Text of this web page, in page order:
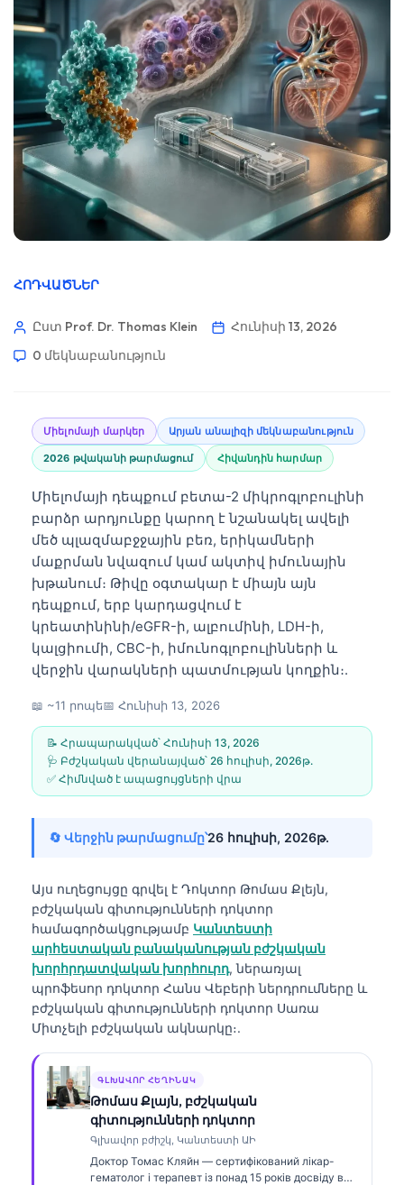
ՀՈԴՎԱԾՆԵՐ
Ըստ Prof. Dr. Thomas Klein
Հունիսի 13, 2026
0 մեկնաբանություն
Միելոմայի մարկեր Արյան անալիզի մեկնաբանություն
2026 թվականի թարմացում Հիվանդին հարմար
Միելոմայի դեպքում բետա-2 միկրոգլոբուլինի
բարձր արդյունքը կարող է նշանակել ավելի
մեծ պլազմաբջջային բեռ, երիկամների
մաքրման նվազում կամ ակտիվ իմունային
խթանում։ Թիվը օգտակար է միայն այն
դեպքում, երբ կարդացվում է
կրեատինինի/eGFR-ի, ալբումինի, LDH-ի,
կալցիումի, CBC-ի, իմունոգլոբուլինների և
վերջին վարակների պատմության կողքին։.
📖 ~11 րոպե📅 Հունիսի 13, 2026
📝 Հրապարակված՝ Հունիսի 13, 2026
🩺 Բժշկական վերանայված՝ 26 հուլիսի, 2026թ․
✅ Հիմնված է ապացույցների վրա
🔄 Վերջին թարմացումը՝26 հուլիսի, 2026թ․
Այս ուղեցույցը գրվել է Դոկտոր Թոմաս Քլեյն,
բժշկական գիտությունների դոկտոր
համագործակցությամբ Կանտեստի
արհեստական բանականության բժշկական
խորհրդատվական խորհուրդ, ներառյալ
պրոֆեսոր դոկտոր Հանս Վեբերի ներդրումները և
բժշկական գիտությունների դոկտոր Սառա
Միտչելի բժշկական ակնարկը։.
ԳԼԽԱՎՈՐ ՀԵՂԻՆԱԿ
Թոմաս Քլայն, բժշկական
գիտությունների դոկտոր
Գլխավոր բժիշկ, Կանտեստի ԱԻ
Доктор Томас Кляйн — сертифікований лікар-
гематолог і терапевт із понад 15 років досвіду в